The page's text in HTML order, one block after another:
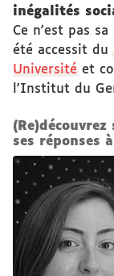
inégalités
Ce n'est pas
été accessit du
Université et
l'Institut du
ses réponses